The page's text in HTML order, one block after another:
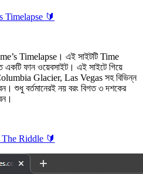
Timelapse 🔰
Timelapse। এই সাইটটি Time
ফান ওয়েবসাইট। এই সাইটে গিয়ে
Glacier, Las Vegas সহ বিভিন্ন
শুধু বর্তমানেরই নয় বরং বিগত ৩ দশকের
The Riddle 🔰